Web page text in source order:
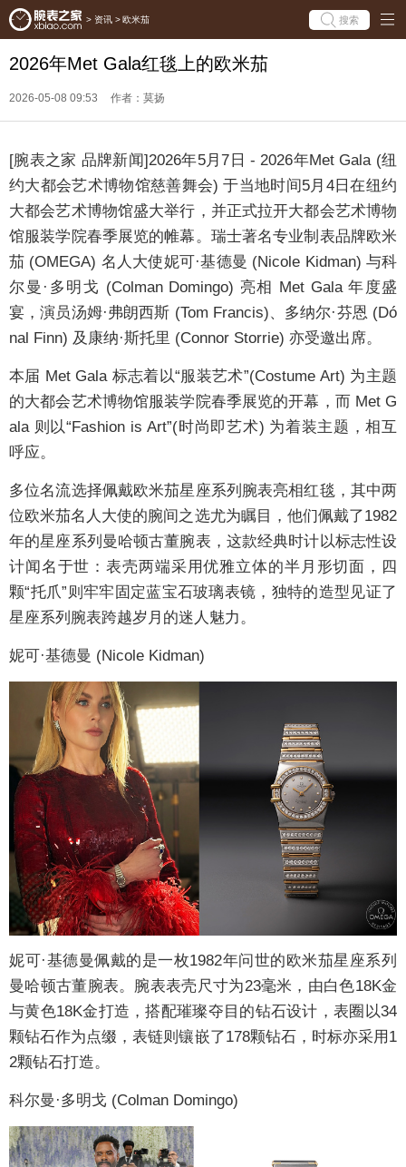
> 资讯 > 欧米茄 搜索
2026年Met Gala红毯上的欧米茄
2026-05-08 09:53 作者：莫扬
[腕表之家 品牌新闻]2026年5月7日 - 2026年Met Gala (纽
约大都会艺术博物馆慈善舞会) 于当地时间5月4日在纽约
大都会艺术博物馆盛大举行，并正式拉开大都会艺术博物
馆服装学院春季展览的帷幕。瑞士著名专业制表品牌欧米
茄 (OMEGA) 名人大使妮可·基德曼 (Nicole Kidman) 与科
尔曼·多明戈 (Colman Domingo) 亮相 Met Gala 年度盛
宴，演员汤姆·弗朗西斯 (Tom Francis)、多纳尔·芬恩 (Dó
nal Finn) 及康纳·斯托里 (Connor Storrie) 亦受邀出席。
本届 Met Gala 标志着以“服装艺术”(Costume Art) 为主题
的大都会艺术博物馆服装学院春季展览的开幕，而 Met G
ala 则以“Fashion is Art”(时尚即艺术) 为着装主题，相互
呼应。
多位名流选择佩戴欧米茄星座系列腕表亮相红毯，其中两
位欧米茄名人大使的腕间之选尤为瞩目，他们佩戴了1982
年的星座系列曼哈顿古董腕表，这款经典时计以标志性设
计闻名于世：表壳两端采用优雅立体的半月形切面，四
颗“托爪”则牢牢固定蓝宝石玻璃表镜，独特的造型见证了
星座系列腕表跨越岁月的迷人魅力。
妮可·基德曼 (Nicole Kidman)
妮可·基德曼佩戴的是一枚1982年问世的欧米茄星座系列
曼哈顿古董腕表。腕表表壳尺寸为23毫米，由白色18K金
与黄色18K金打造，搭配璀璨夺目的钻石设计，表圈以34
颗钻石作为点缀，表链则镶嵌了178颗钻石，时标亦采用1
2颗钻石打造。
科尔曼·多明戈 (Colman Domingo)